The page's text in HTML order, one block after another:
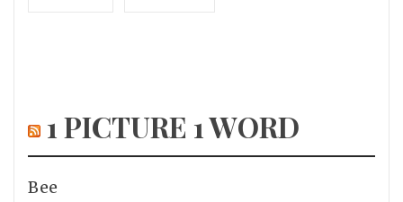
1 PICTURE 1 WORD
Bee